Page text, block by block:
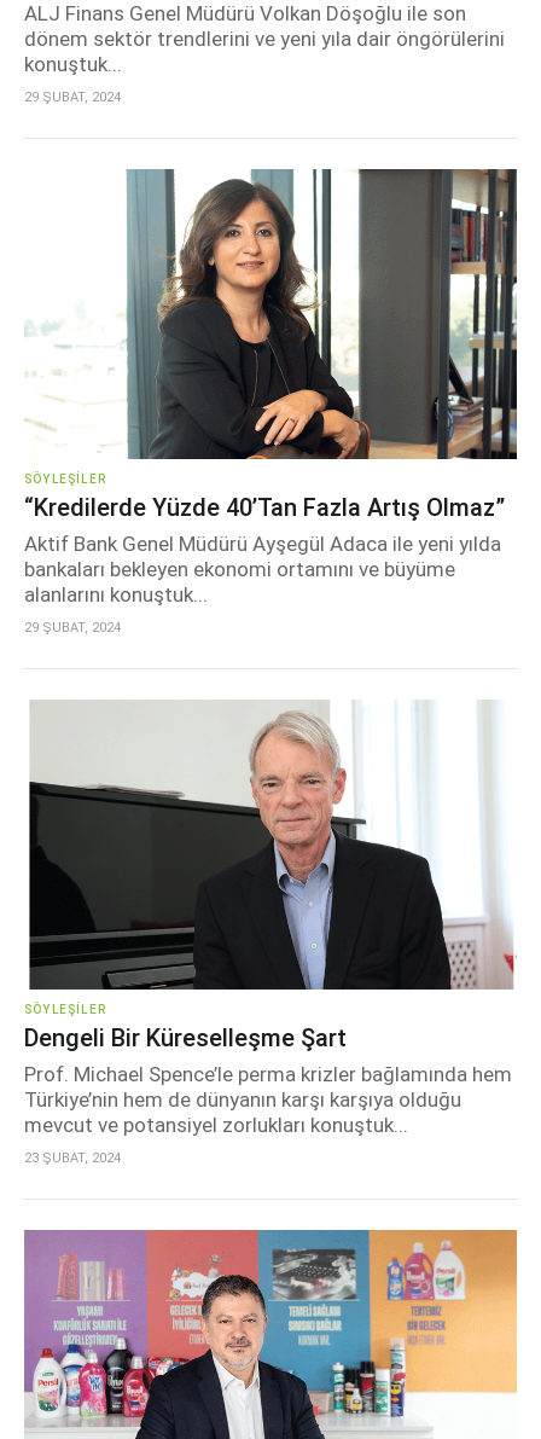
ALJ Finans Genel Müdürü Volkan Döşoğlu ile son
dönem sektör trendlerini ve yeni yıla dair öngörülerini
konuştuk...
29 ŞUBAT, 2024
SÖYLEŞILER
“Kredilerde Yüzde 40’tan Fazla Artış Olmaz”
Aktif Bank Genel Müdürü Ayşegül Adaca ile yeni yılda
bankaları bekleyen ekonomi ortamını ve büyüme
alanlarını konuştuk...
29 ŞUBAT, 2024
SÖYLEŞILER
Dengeli Bir Küreselleşme Şart
Prof. Michael Spence’le perma krizler bağlamında hem
Türkiye’nin hem de dünyanın karşı karşıya olduğu
mevcut ve potansiyel zorlukları konuştuk...
23 ŞUBAT, 2024